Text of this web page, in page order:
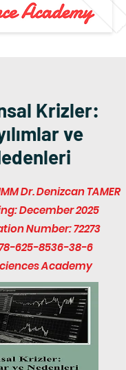
Krizler:
ve
Dr. Denizcan TAMER
December 2025
Number: 72273
625-8536-38-6
Academy